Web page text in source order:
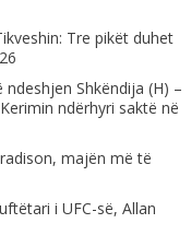
Tre pikët duhet
Shkëndija (H) –
ndërhyri saktë në
majën më të
i UFC-së, Allan